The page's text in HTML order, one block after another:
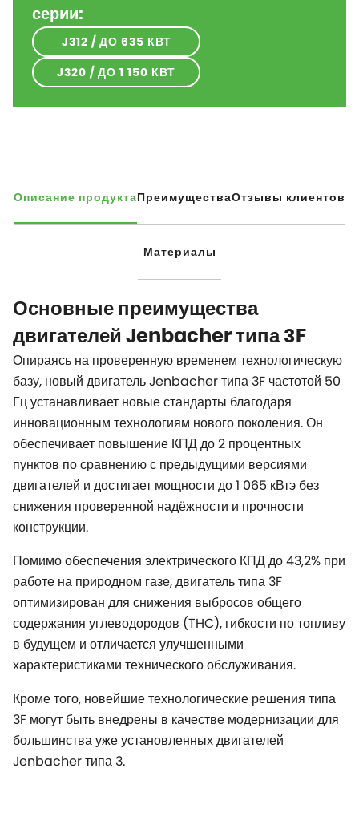
серии:
J312 / ДО 635 КВТ
J320 / ДО 1 150 КВТ
Описание продукта ПреимуществаОтзывы клиентов
Материалы
Основные преимущества
двигателей Jenbacher типа 3F
Опираясь на проверенную временем технологическую
базу, новый двигатель Jenbacher типа 3F частотой 50
Гц устанавливает новые стандарты благодаря
инновационным технологиям нового поколения. Он
обеспечивает повышение КПД до 2 процентных
пунктов по сравнению с предыдущими версиями
двигателей и достигает мощности до 1 065 кВтэ без
снижения проверенной надёжности и прочности
конструкции.
Помимо обеспечения электрического КПД до 43,2% при
работе на природном газе, двигатель типа 3F
оптимизирован для снижения выбросов общего
содержания углеводородов (THC), гибкости по топливу
в будущем и отличается улучшенными
характеристиками технического обслуживания.
Кроме того, новейшие технологические решения типа
3F могут быть внедрены в качестве модернизации для
большинства уже установленных двигателей
Jenbacher типа 3.